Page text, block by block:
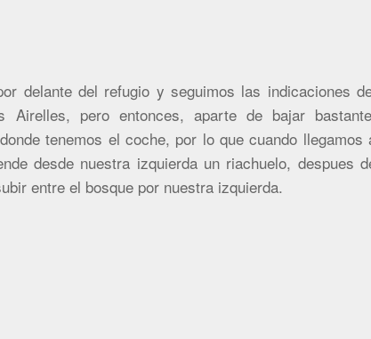
delante del refugio y seguimos las indicaciones
pero entonces, aparte de bajar
tenemos el coche, por lo que cuando llegamos
desde nuestra izquierda un riachuelo, despues
entre el bosque por nuestra izquierda.